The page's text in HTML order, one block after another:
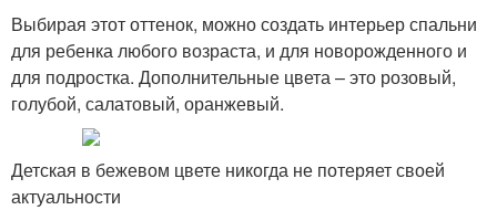
Выбирая этот оттенок, можно создать интерьер спальни
для ребенка любого возраста, и для новорожденного и
для подростка. Дополнительные цвета – это розовый,
голубой, салатовый, оранжевый.
Детская в бежевом цвете никогда не потеряет своей
актуальности